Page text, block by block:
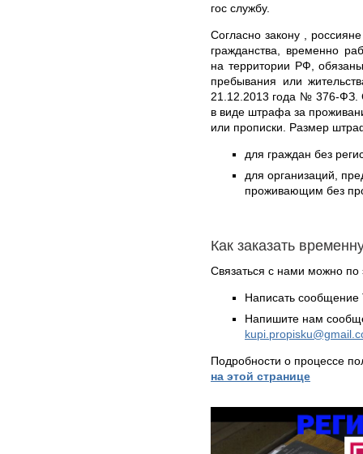
гос службу.
Согласно закону ,
гражданства, временно
на территории РФ,
пребывания или
21.12.2013 года № 376-ФЗ.
в виде штрафа за
или прописки. Размер
для граждан без
для организаций,
проживающим без
Как заказать
Связаться с нами можно по
Написать
Напишите нам
Подробности о процессе
на этой странице